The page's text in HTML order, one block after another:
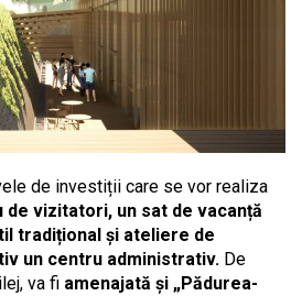
de investiții care se vor realiza
de vizitatori, un sat de vacanță
tradițional și ateliere de
un centru administrativ. De
va fi amenajată și „Pădurea-